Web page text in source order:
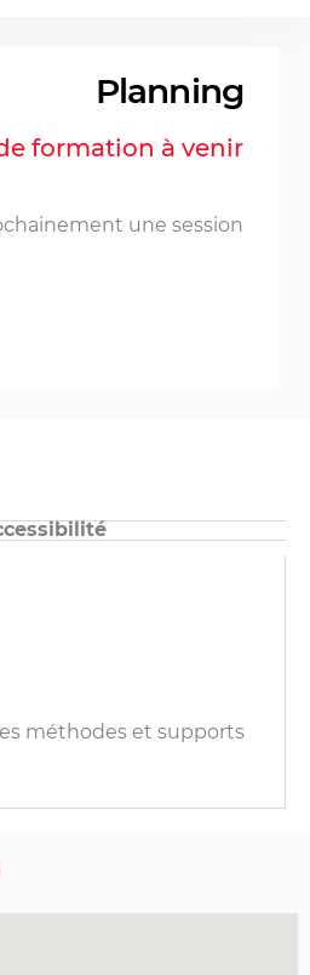
Planning
formation à venir
une session
méthodes et supports